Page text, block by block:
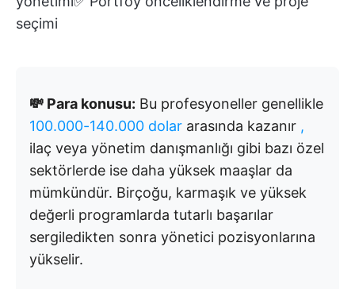
seçimi
💸 Para konusu: Bu profesyoneller genellikle
100.000-140.000 dolar arasında kazanır ,
ilaç veya yönetim danışmanlığı gibi bazı özel
sektörlerde ise daha yüksek maaşlar da
mümkündür. Birçoğu, karmaşık ve yüksek
değerli programlarda tutarlı başarılar
sergiledikten sonra yönetici pozisyonlarına
yükselir.